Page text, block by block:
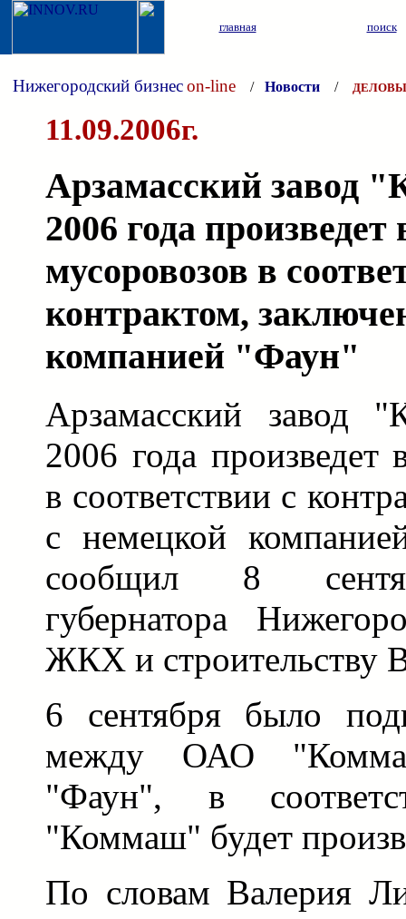
главная поиск
Нижегородский бизнесon-line / Новости /
11.09.2006г.
Арзамасский завод
2006 года произведет
мусоровозов в
контрактом,
компанией "Фаун"
Арзамасский завод
2006 года произведет
в соответствии с
с немецкой
сообщил 8
губернатора
ЖКХ и строительству
6 сентября было
между ОАО
"Фаун", в
"Коммаш" будет
По словам Валерия